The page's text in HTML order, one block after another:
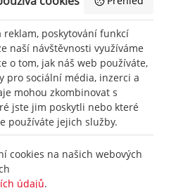
460
poskytování funkcí
naší návštěvnosti využíváme
o tom, jak náš web používáte,
pro sociální média, inzerci a
mohou zkombinovat s
jste jim poskytli nebo které
používáte jejich služby.
cookies na našich webových
údajů.